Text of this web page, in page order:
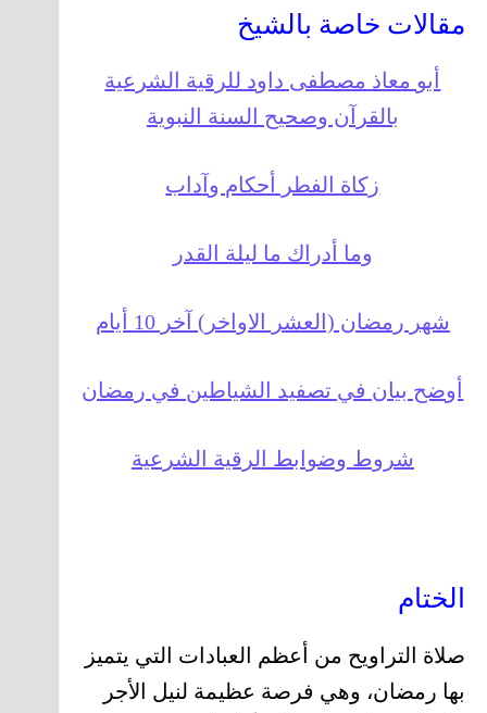
مقالات خاصة بالشيخ
أبو معاذ مصطفى داود للرقية الشرعية
بالقرآن وصحيح السنة النبوية
زكاة الفطر أحكام وآداب
وما أدراك ما ليلة القدر
شهر رمضان (العشر الاواخر) آخر 10 أيام
أوضح بيان في تصفيد الشياطين في رمضان
شروط وضوابط الرقية الشرعية
الختام
صلاة التراويح من أعظم العبادات التي يتميز
بها رمضان، وهي فرصة عظيمة لنيل الأجر